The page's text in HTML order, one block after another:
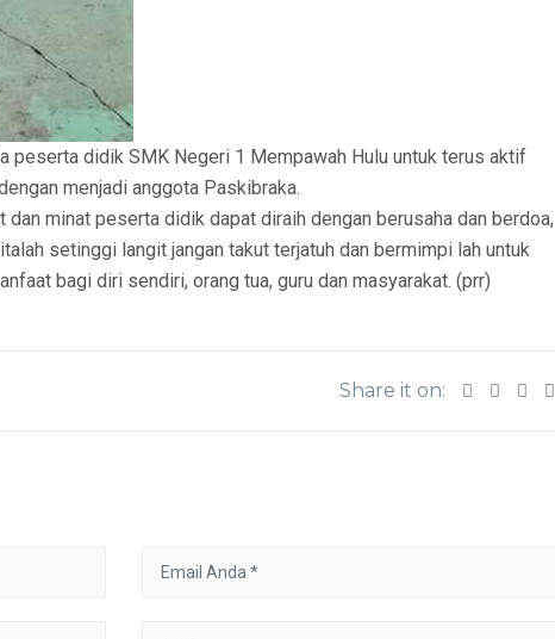
peserta didik SMK Negeri 1 Mempawah Hulu untuk terus aktif
menjadi anggota Paskibraka.
dan minat peserta didik dapat diraih dengan berusaha dan berdoa,
setinggi langit jangan takut terjatuh dan bermimpi lah untuk
bagi diri sendiri, orang tua, guru dan masyarakat. (prr)
Share it on: